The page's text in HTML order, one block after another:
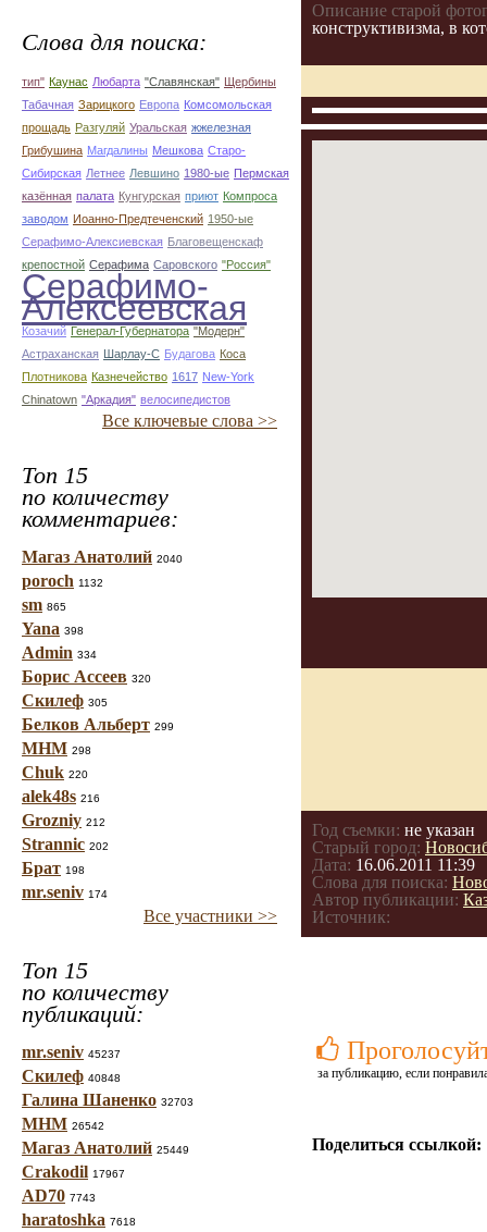
Слова для поиска:
тип" Каунас Любарта "Славянская" Щербины
Табачная Зарицкого Европа Комсомольская
прощадь Разгуляй Уральская жжелезная
Грибушина Магдалины Мешкова Старо-
Сибирская Летнее Левшино 1980-ые Пермская
казённая палата Кунгурская приют Компроса
заводом Иоанно-Предтеченский 1950-ые
Серафимо-Алексиевская Благовещенскаф
крепостной Серафима Саровского "Россия"
Серафимо-
Алексеевская
Козачий Генерал-Губернатора "Модерн"
Астраханская Шарлау-С Будагова Коса
Плотникова Казнечейство 1617 New-York
Chinatown "Аркадия" велосипедистов
Все ключевые слова >>
Топ 15
по количеству
комментариев:
Магаз Анатолий 2040
poroch 1132
sm 865
Yana 398
Admin 334
Борис Ассеев 320
Скилеф 305
Белков Альберт 299
МНМ 298
Chuk 220
alek48s 216
Grozniy 212
Strannic 202
Брат 198
mr.seniv 174
Все участники >>
Топ 15
по количеству
публикаций:
mr.seniv 45237
Скилеф 40848
Галина Шаненко 32703
МНМ 26542
Магаз Анатолий 25449
Crakodil 17967
AD70 7743
haratoshka 7618
Описание старой
конструктивизма, в
Год съемки: не указан
Старый город:
Дата: 16.06.2011 11:39
Слова для поиска:
Автор публикации:
Источник:
за публикацию, если
Поделиться ссылкой: